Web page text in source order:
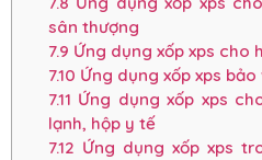
sân thượng
7.9 Ứng dụng xốp xps cho
7.10 Ứng dụng xốp xps
7.11 Ứng dụng xốp xps
lạnh, hộp y tế
7.12 Ứng dụng xốp xps